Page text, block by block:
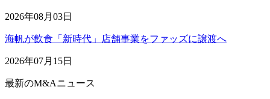
2026年08月03日
海帆が飲食「新時代」店舗事業をファッズに譲渡へ
2026年07月15日
最新のM&Aニュース